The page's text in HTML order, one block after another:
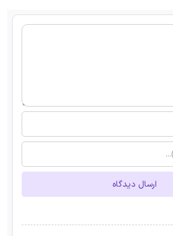
ارسال دیدگاه